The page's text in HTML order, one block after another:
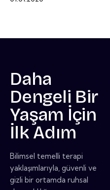
Daha
Dengeli Bir
Yaşam İçin
İlk Adım
Bilimsel temelli terapi
yaklaşımlarıyla, güvenli ve
gizli bir ortamda ruhsal